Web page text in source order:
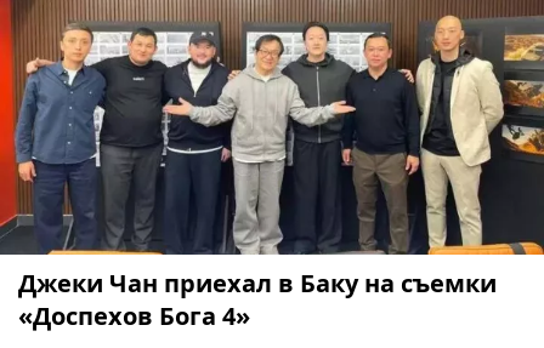
Джеки Чан приехал в Баку на съемки
«Доспехов Бога 4»